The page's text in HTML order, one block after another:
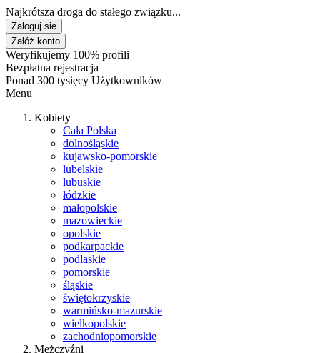
Najkrótsza droga do stałego związku...
Zaloguj się
Załóż konto
Weryfikujemy 100% profili
Bezpłatna rejestracja
Ponad 300 tysięcy Użytkowników
Menu
Kobiety
Cała Polska
dolnośląskie
kujawsko-pomorskie
lubelskie
lubuskie
łódzkie
małopolskie
mazowieckie
opolskie
podkarpackie
podlaskie
pomorskie
śląskie
świętokrzyskie
warmińsko-mazurskie
wielkopolskie
zachodniopomorskie
Mężczyźni